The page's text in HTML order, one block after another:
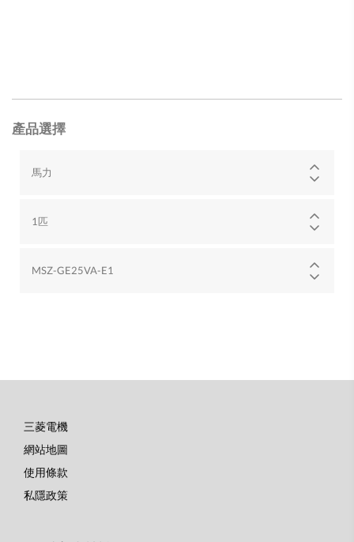
產品選擇
馬力
1匹
MSZ-GE25VA-E1
底
部
選
三菱電機
網站地圖
使用條款
私隱政策